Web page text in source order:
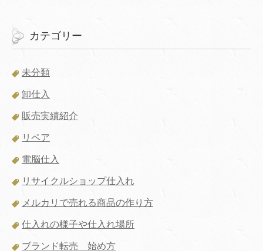
カテゴリー
未分類
卸仕入
販売実績紹介
リペア
電脳仕入
リサイクルショップ仕入れ
メルカリで売れる商品の作り方
仕入れの様子や仕入れ場所
ブランド転売 始め方